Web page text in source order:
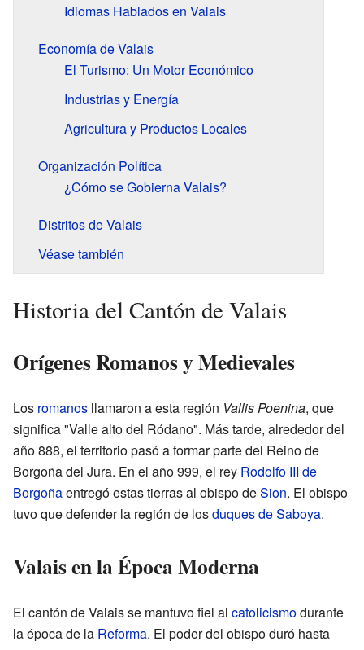
Idiomas Hablados en Valais
Economía de Valais
El Turismo: Un Motor Económico
Industrias y Energía
Agricultura y Productos Locales
Organización Política
¿Cómo se Gobierna Valais?
Distritos de Valais
Véase también
Historia del Cantón de Valais
Orígenes Romanos y Medievales
Los romanos llamaron a esta región Vallis Poenina, que
significa "Valle alto del Ródano". Más tarde, alrededor del
año 888, el territorio pasó a formar parte del Reino de
Borgoña del Jura. En el año 999, el rey Rodolfo III de
Borgoñaentregó estas tierras al obispo deSion. El obispo
tuvo que defender la región de losduques de Saboya.
Valais en la Época Moderna
El cantón de Valais se mantuvo fiel al catolicismodurante
la época de la Reforma. El poder del obispo duró hasta